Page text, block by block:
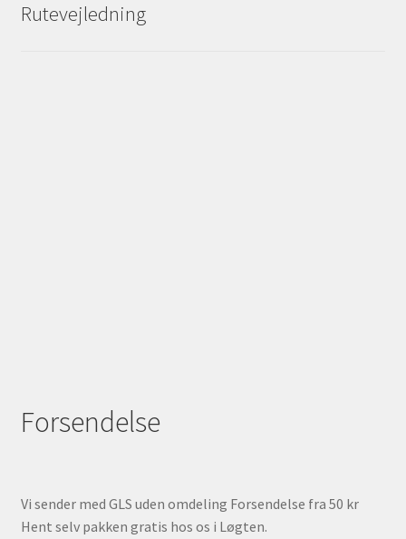
Rutevejledning
Forsendelse
Vi sender med GLS uden omdeling Forsendelse fra 50 kr
Hent selv pakken gratis hos os i Løgten.